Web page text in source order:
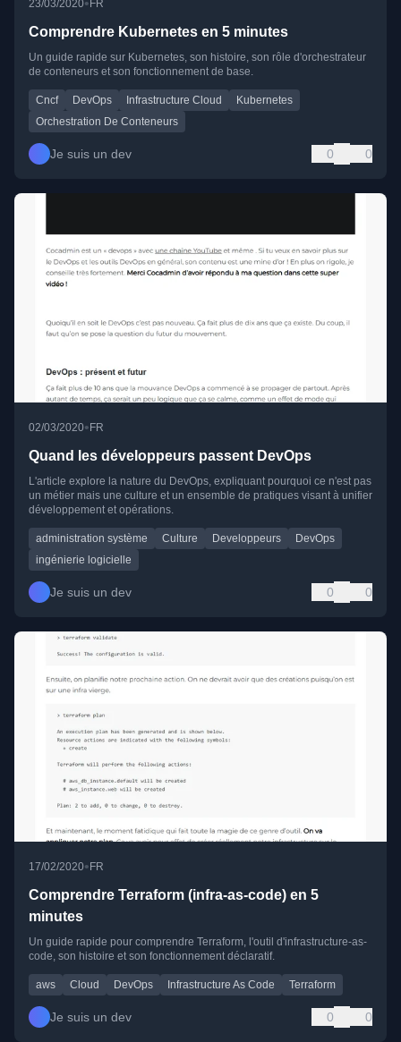
23/03/2020• FR
Comprendre Kubernetes en 5 minutes
Un guide rapide sur Kubernetes, son histoire, son rôle d'orchestrateur
de conteneurs et son fonctionnement de base.
Cncf DevOps Infrastructure Cloud
Kubernetes
Orchestration De Conteneurs
Je suis un dev 0 0
02/03/2020• FR
Quand les développeurs passent DevOps
L'article explore la nature du DevOps, expliquant pourquoi ce n'est pas
un métier mais une culture et un ensemble de pratiques visant à unifier
développement et opérations.
administration système Culture Developpeurs
DevOps
ingénierie logicielle
Je suis un dev 0 0
17/02/2020•FR
Comprendre Terraform (infra-as-code) en 5
minutes
Un guide rapide pour comprendre Terraform, l'outil d'infrastructure-as-
code, son histoire et son fonctionnement déclaratif.
aws Cloud DevOps Infrastructure As Code Terraform
Je suis un dev 0 0